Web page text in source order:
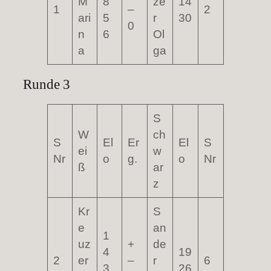
1
ari
n
a
5
6
–
0
r
Ol
ga
30
2
Runde 3
S
Nr
W
ei
ß
El
o
Er
g.
S
ch
w
ar
z
El
o
S
Nr
2
Kr
e
uz
er
1
4
3
+
–
S
an
de
r
19
26
6